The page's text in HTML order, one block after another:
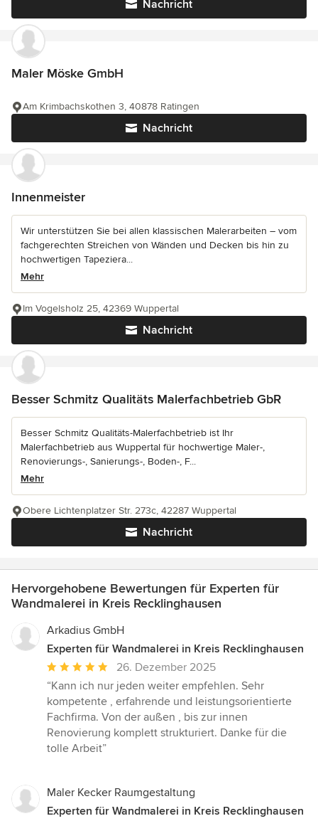
Nachricht
Maler Möske GmbH
Nachricht
Am Krimbachskothen 3, 40878 Ratingen
Innenmeister
Wir unterstützen Sie bei allen klassischen Malerarbeiten – vom
fachgerechten Streichen von Wänden und Decken bis hin zu
hochwertigen Tapeziera...
Mehr
Nachricht
Im Vogelsholz 25, 42369 Wuppertal
Besser Schmitz Qualitäts Malerfachbetrieb GbR
Besser Schmitz Qualitäts-Malerfachbetrieb ist Ihr
Malerfachbetrieb aus Wuppertal für hochwertige Maler-,
Renovierungs-, Sanierungs-, Boden-, F...
Mehr
Nachricht
Obere Lichtenplatzer Str. 273c, 42287 Wuppertal
Hervorgehobene Bewertungen für Experten für
Wandmalerei in Kreis Recklinghausen
Arkadius GmbH
Experten für Wandmalerei in Kreis Recklinghausen
Durchschnittliche
Bewertung:
5
von
5
Sternen
26. Dezember 2025
“Kann ich nur jeden weiter empfehlen. Sehr
kompetente , erfahrende und leistungsorientierte
Fachfirma. Von der außen , bis zur innen
Renovierung komplett strukturiert. Danke für die
tolle Arbeit”
Maler Kecker Raumgestaltung
Experten für Wandmalerei in Kreis Recklinghausen